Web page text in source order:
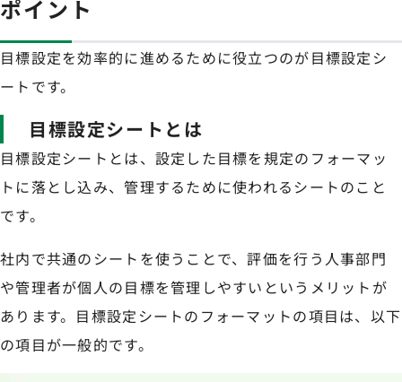
ポイント
目標設定を効率的に進めるために役立つのが目標設定シ
ートです。
目標設定シートとは
目標設定シートとは、設定した目標を規定のフォーマッ
トに落とし込み、管理するために使われるシートのこと
です。
社内で共通のシートを使うことで、評価を行う人事部門
や管理者が個人の目標を管理しやすいというメリットが
あります。目標設定シートのフォーマットの項目は、以下
の項目が一般的です。